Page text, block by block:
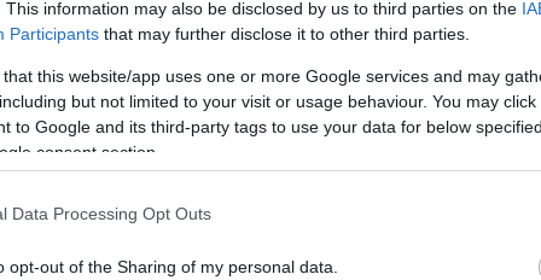
This information may also be disclosed by us to third parties on the
Participants that may further disclose it to other third parties.
that this website/app uses one or more Google services and may
but not limited to your visit or usage behaviour. You may
to Google and its third-party tags to use your data for below
consent section.
Data Processing Opt Outs
opt-out of the Sharing of my personal data.
Dreher
1
dukkó